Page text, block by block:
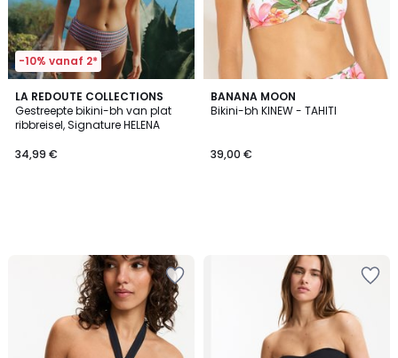
-10% vanaf 2*
LA REDOUTE COLLECTIONS
Gestreepte bikini-bh van plat
ribbreisel, Signature HELENA
34,99 €
BANANA MOON
Bikini-bh KINEW - TAHITI
39,00 €